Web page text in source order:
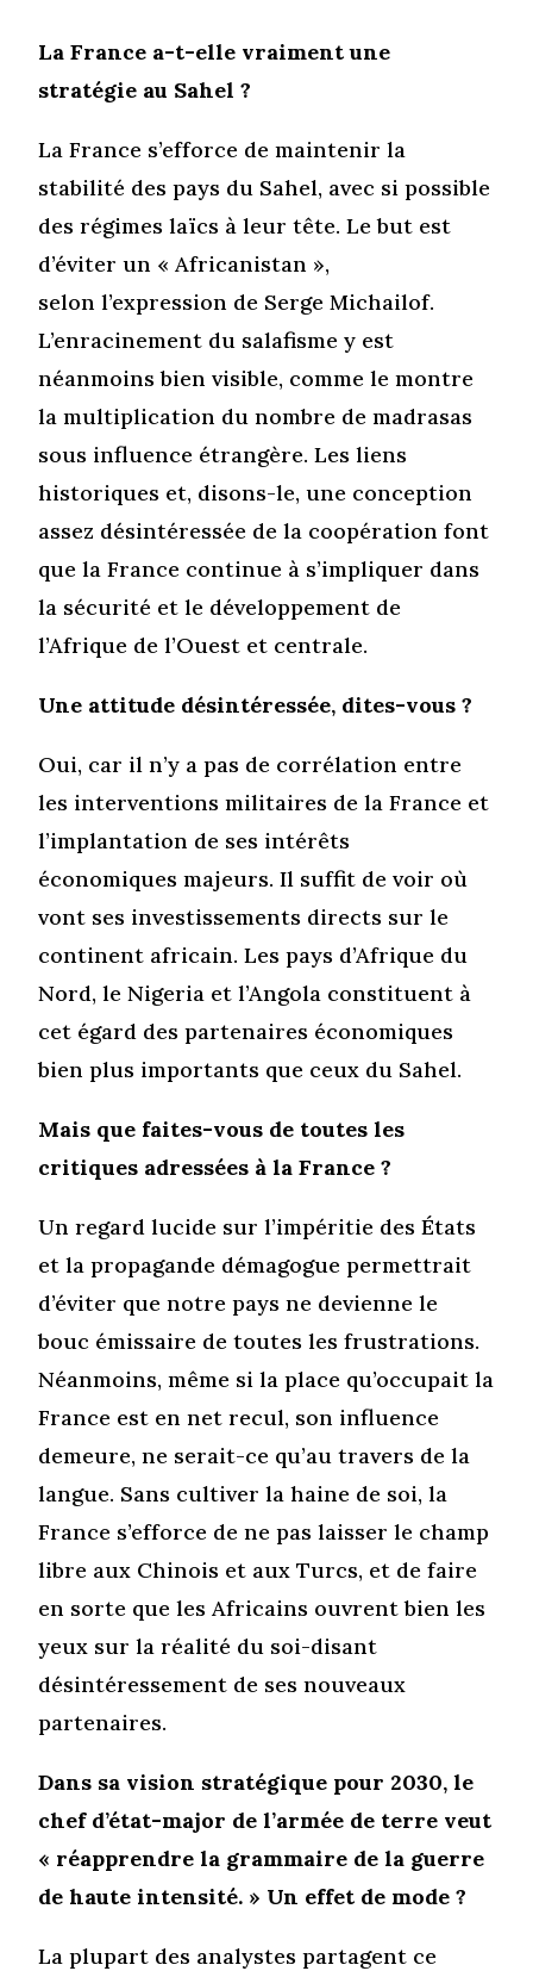
La France a-t-elle vraiment une
stratégie au Sahel ?
La France s’efforce de maintenir la
stabilité des pays du Sahel, avec si possible
des régimes laïcs à leur tête. Le but est
d’éviter un « Africanistan »,
selon l’expression de Serge Michailof.
L’enracinement du salafisme y est
néanmoins bien visible, comme le montre
la multiplication du nombre de madrasas
sous influence étrangère. Les liens
historiques et, disons-le, une conception
assez désintéressée de la coopération font
que la France continue à s’impliquer dans
la sécurité et le développement de
l’Afrique de l’Ouest et centrale.
Une attitude désintéressée, dites-vous ?
Oui, car il n’y a pas de corrélation entre
les interventions militaires de la France et
l’implantation de ses intérêts
économiques majeurs. Il suffit de voir où
vont ses investissements directs sur le
continent africain. Les pays d’Afrique du
Nord, le Nigeria et l’Angola constituent à
cet égard des partenaires économiques
bien plus importants que ceux du Sahel.
Mais que faites-vous de toutes les
critiques adressées à la France ?
Un regard lucide sur l’impéritie des États
et la propagande démagogue permettrait
d’éviter que notre pays ne devienne le
bouc émissaire de toutes les frustrations.
Néanmoins, même si la place qu’occupait la
France est en net recul, son influence
demeure, ne serait-ce qu’au travers de la
langue. Sans cultiver la haine de soi, la
France s’efforce de ne pas laisser le champ
libre aux Chinois et aux Turcs, et de faire
en sorte que les Africains ouvrent bien les
yeux sur la réalité du soi-disant
désintéressement de ses nouveaux
partenaires.
Dans sa vision stratégique pour 2030, le
chef d’état-major de l’armée de terre veut
« réapprendre la grammaire de la guerre
de haute intensité. » Un effet de mode ?
La plupart des analystes partagent ce